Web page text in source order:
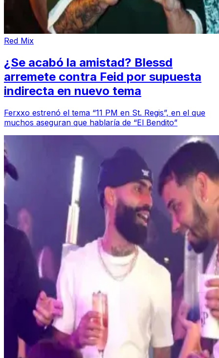
Red Mix
¿Se acabó la amistad? Blessd
arremete contra Feid por supuesta
indirecta en nuevo tema
Ferxxo estrenó el tema “11 PM en St. Regis”, en el que
muchos aseguran que hablaría de “El Bendito”